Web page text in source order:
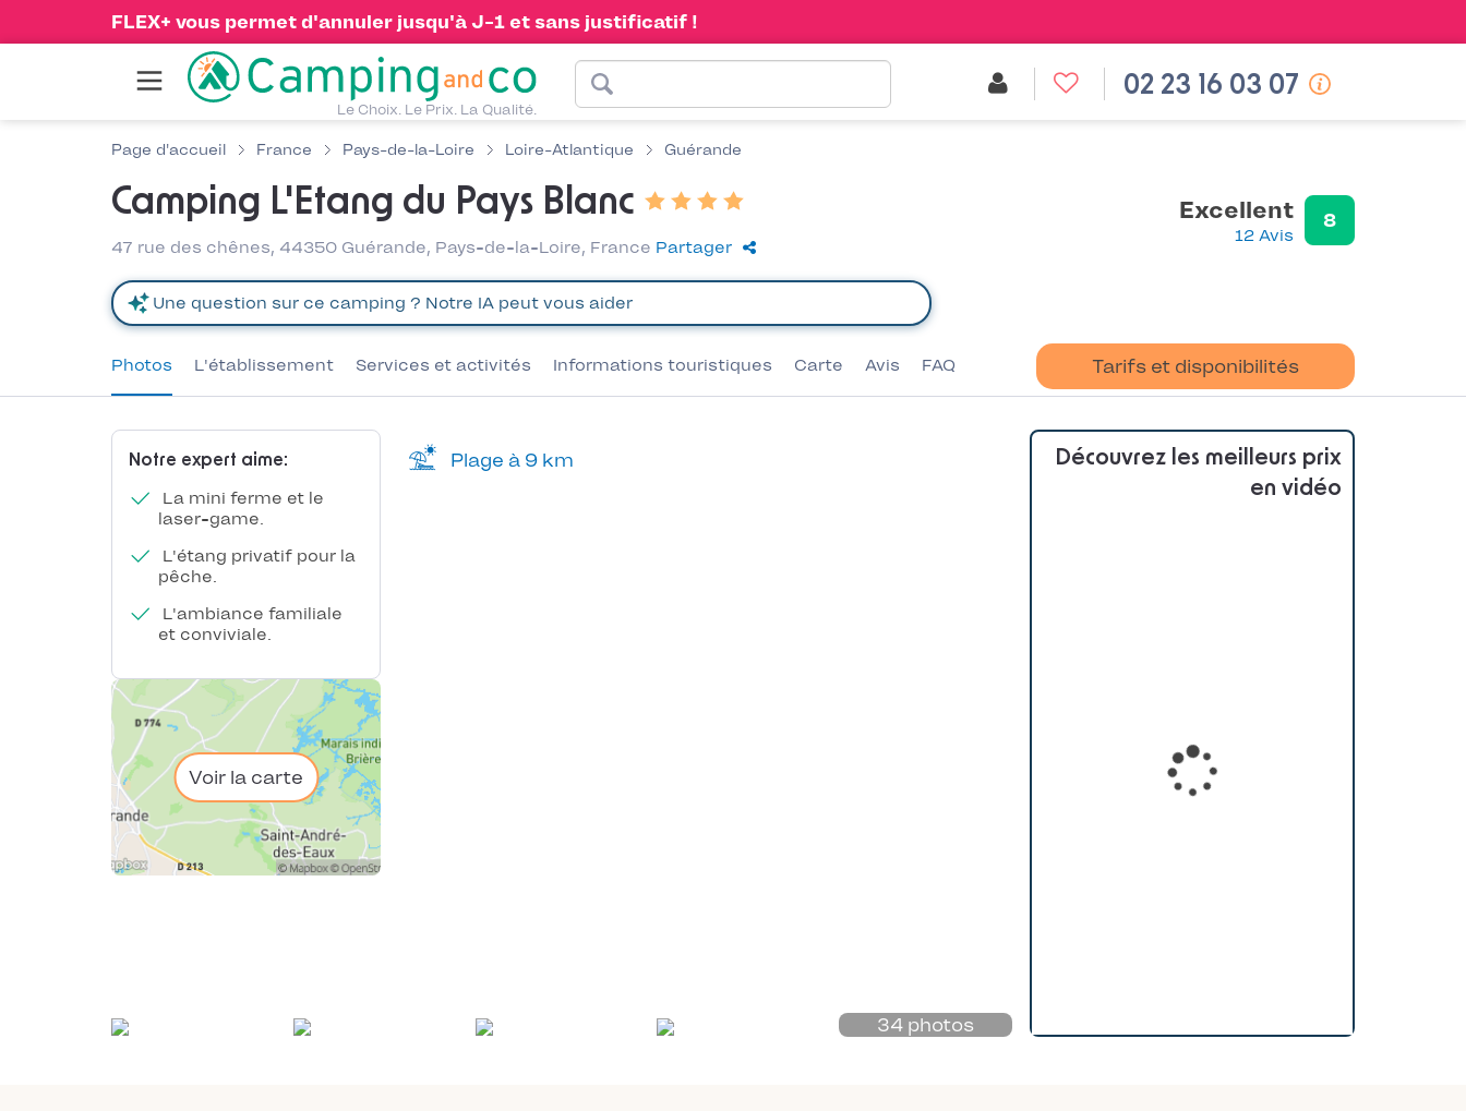
FLEX+ vous permet d'annuler jusqu'à J-1 et sans justificatif !
Le Choix. Le Prix. La Qualité.
02 23 16 03 07
Page d'accueil France Pays-de-la-Loire Loire-Atlantique Guérande
Camping L'Etang du Pays Blanc
47 rue des chênes, 44350 Guérande, Pays-de-la-Loire, France Partager
Excellent
12 Avis
8
Photos L'établissement Services et activités Informations touristiques Carte Avis FAQ Tarifs et disponibilités
Notre expert aime:
La mini ferme et le
laser-game.
L'étang privatif pour la
pêche.
L'ambiance familiale
et conviviale.
Voir la carte
Plage à 9 km
34 photos
Découvrez les meilleurs prix
en vidéo